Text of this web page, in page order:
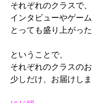
それぞれのクラスで、
インタビューやゲーム
とっても盛り上がっ
ということで、
それぞれのクラスの
少しだけ、お届けし